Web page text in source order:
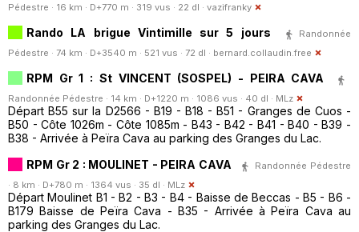
Pédestre · 16 km · D+770 m · 319 vus · 22 dl · vazifranky
Rando LA brigue Vintimille sur 5 jours
Randonnée
Pédestre · 74 km · D+3540 m · 521 vus · 72 dl · bernard.collaudin.free
RPM Gr 1 : St VINCENT (SOSPEL) - PEIRA CAVA
Randonnée Pédestre · 14 km · D+1220 m · 1086 vus · 40 dl · MLz
Départ B55 sur la D2566 - B19 - B18 - B51 - Granges de Cuos -
B50 - Côte 1026m - Côte 1085m - B43 - B42 - B41 - B40 - B39 -
B38 - Arrivée à Peïra Cava au parking des Granges du Lac.
RPM Gr 2 : MOULINET - PEIRA CAVA
Randonnée Pédestre
· 8 km · D+780 m · 1364 vus · 35 dl · MLz
Départ Moulinet B1 - B2 - B3 - B4 - Baisse de Beccas - B5 - B6 -
B179 Baisse de Peïra Cava - B35 - Arrivée à Peïra Cava au
parking des Granges du Lac.